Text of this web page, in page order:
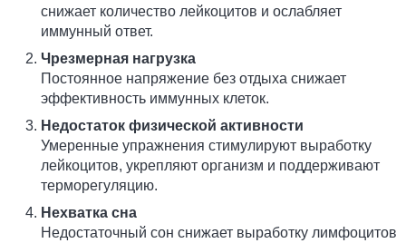
снижает количество лейкоцитов и ослабляет
иммунный ответ.
Чрезмерная нагрузка
Постоянное напряжение без отдыха снижает
эффективность иммунных клеток.
Недостаток физической активности
Умеренные упражнения стимулируют выработку
лейкоцитов, укрепляют организм и поддерживают
терморегуляцию.
Нехватка сна
Недостаточный сон снижает выработку лимфоцитов